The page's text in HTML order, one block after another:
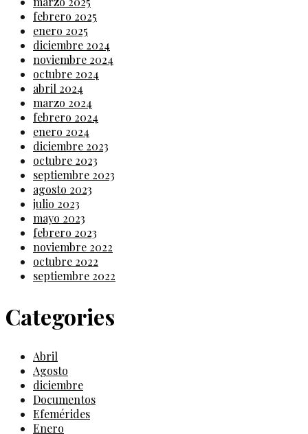
febrero 2025
enero 2025
diciembre 2024
noviembre 2024
octubre 2024
abril 2024
marzo 2024
febrero 2024
enero 2024
diciembre 2023
octubre 2023
septiembre 2023
agosto 2023
julio 2023
mayo 2023
febrero 2023
noviembre 2022
octubre 2022
septiembre 2022
Categories
Abril
Agosto
diciembre
Documentos
Efemérides
Enero